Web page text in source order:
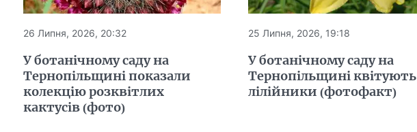
26 Липня, 2026, 20:32
У ботанічному саду на
Тернопільщині показали
колекцію розквітлих
кактусів (фото)
25 Липня, 2026, 19:18
У ботанічному саду на
Тернопільщині квітують
лілійники (фотофакт)